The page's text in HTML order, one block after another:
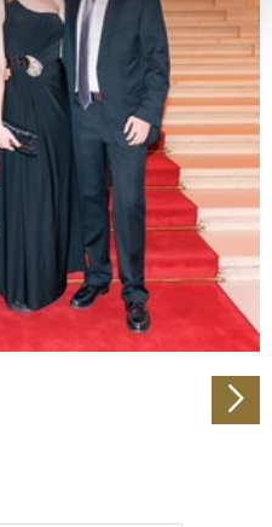
Ihre persönlichen Daten
Sie Ihre Präferenzen im
und Anzeigen zu
soziale Medien anbieten
unsere Website zu
wir Informationen zu Ihrer
an unsere Partner für
Analysen weiter. Unsere
möglicherweise mit
Sie ihnen bereitgestellt